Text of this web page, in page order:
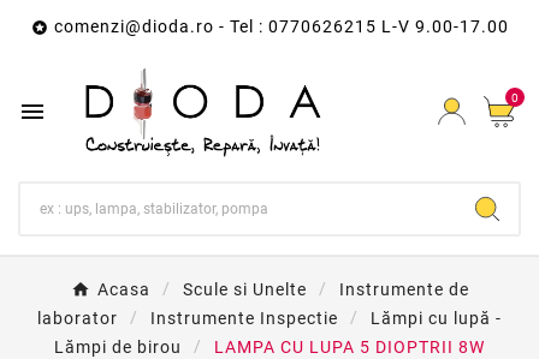
 comenzi@dioda.ro - Tel : 0770626215 L-V 9.00-17.00
 0
Acasa Scule si Unelte
Instrumente de
laborator
Instrumente Inspectie
Lămpi cu lupă -
Lămpi de birou
LAMPA CU LUPA 5 DIOPTRII 8W